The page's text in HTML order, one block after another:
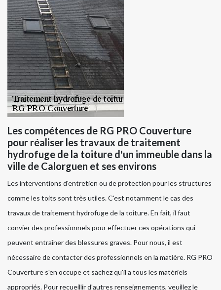
Les compétences de RG PRO Couverture
pour réaliser les travaux de traitement
hydrofuge de la toiture d'un immeuble dans la
ville de Calorguen et ses environs
Les interventions d'entretien ou de protection pour les structures
comme les toits sont très utiles. C'est notamment le cas des
travaux de traitement hydrofuge de la toiture. En fait, il faut
convier des professionnels pour effectuer ces opérations qui
peuvent entraîner des blessures graves. Pour nous, il est
nécessaire de contacter des professionnels en la matière. RG PRO
Couverture s'en occupe et sachez qu'il a tous les matériels
appropriés. Pour recueillir d'autres renseignements, veuillez le